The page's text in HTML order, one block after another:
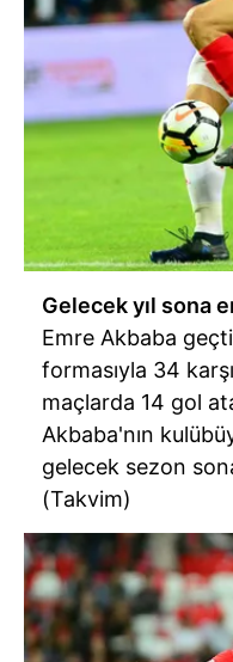
Gelecek yıl sona
Emre Akbaba
formasıyla 34
maçlarda 14 gol
Akbaba'nın
gelecek sezon
(Takvim)